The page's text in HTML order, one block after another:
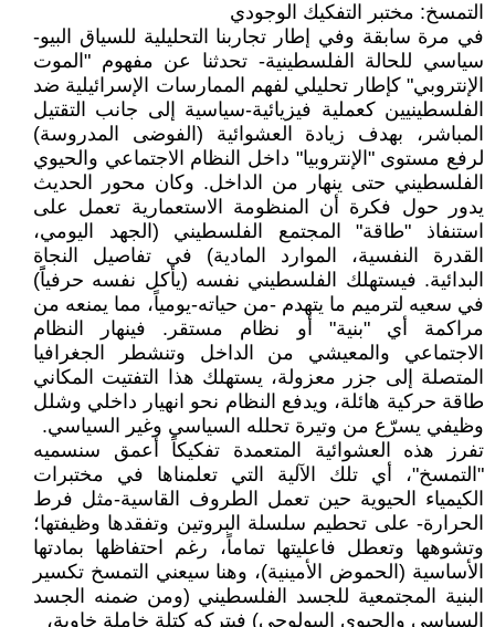
التمسخ: مختبر التفكيك الوجودي
في مرة سابقة وفي إطار تجاربنا التحليلية للسياق البيو-
سياسي للحالة الفلسطينية- تحدثنا عن مفهوم "الموت
الإنتروبي" كإطار تحليلي لفهم الممارسات الإسرائيلية ضد
الفلسطينيين كعملية فيزيائية-سياسية إلى جانب التقتيل
المباشر، بهدف زيادة العشوائية (الفوضى المدروسة)
لرفع مستوى "الإنتروبيا" داخل النظام الاجتماعي والحيوي
الفلسطيني حتى ينهار من الداخل. وكان محور الحديث
يدور حول فكرة أن المنظومة الاستعمارية تعمل على
استنفاذ "طاقة" المجتمع الفلسطيني (الجهد اليومي،
القدرة النفسية، الموارد المادية) في تفاصيل النجاة
البدائية. فيستهلك الفلسطيني نفسه (يأكل نفسه حرفياًَ)
في سعيه لترميم ما يتهدم -من حياته-يومياً، مما يمنعه من
مراكمة أي "بنية" أو نظام مستقر. فينهار النظام
الاجتماعي والمعيشي من الداخل وتنشطر الجغرافيا
المتصلة إلى جزر معزولة، يستهلك هذا التفتيت المكاني
طاقة حركية هائلة، ويدفع النظام نحو انهيار داخلي وشلل
وظيفي يسرّع من وتيرة تحلله السياسي وغير السياسي.
تفرز هذه العشوائية المتعمدة تفكيكاً أعمق سنسميه
"التمسخ"، أي تلك الآلية التي تعلمناها في مختبرات
الكيمياء الحيوية حين تعمل الطروف القاسية-مثل فرط
الحرارة- على تحطيم سلسلة البروتين وتفقدها وظيفتها؛
وتشوهها وتعطل فاعليتها تماماً، رغم احتفاظها بمادتها
الأساسية (الحموض الأمينية)، وهنا سيعني التمسخ تكسير
البنية المجتمعية للجسد الفلسطيني (ومن ضمنه الجسد
السياسي والحيوي البيولوجي) فيتركه كتلة خاملة خاوية،